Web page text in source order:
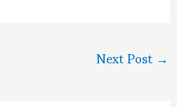
Next Post→